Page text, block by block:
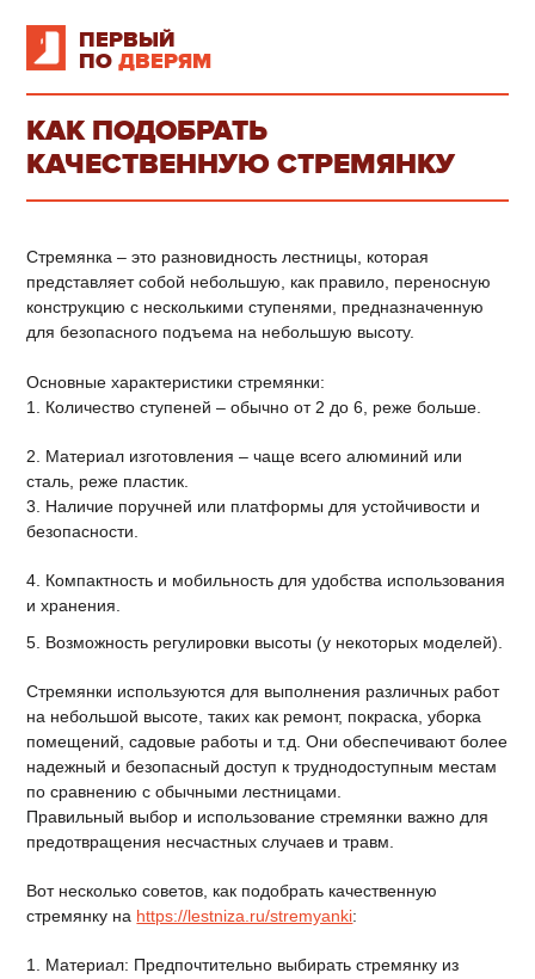
ПЕРВЫЙ
ПО ДВЕРЯМ
КАК ПОДОБРАТЬ
КАЧЕСТВЕННУЮ СТРЕМЯНКУ
Стремянка – это разновидность лестницы, которая
представляет собой небольшую, как правило, переносную
конструкцию с несколькими ступенями, предназначенную
для безопасного подъема на небольшую высоту.
Основные характеристики стремянки:
1. Количество ступеней – обычно от 2 до 6, реже больше.
2. Материал изготовления – чаще всего алюминий или
сталь, реже пластик.
3. Наличие поручней или платформы для устойчивости и
безопасности.
4. Компактность и мобильность для удобства использования
и хранения.
5. Возможность регулировки высоты (у некоторых моделей).
Стремянки используются для выполнения различных работ
на небольшой высоте, таких как ремонт, покраска, уборка
помещений, садовые работы и т.д. Они обеспечивают более
надежный и безопасный доступ к труднодоступным местам
по сравнению с обычными лестницами.
Правильный выбор и использование стремянки важно для
предотвращения несчастных случаев и травм.
Вот несколько советов, как подобрать качественную
стремянку на https://lestniza.ru/stremyanki:
1. Материал: Предпочтительно выбирать стремянку из